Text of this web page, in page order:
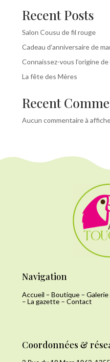
Recent Posts
Salon Cousu de fil rouge
Cadeau d’anniversaire de
Connaissez-vous l’origine
La fête des Mères
Recent
Aucun commentaire à
Navigation
Accueil – Boutique–
– La gazette– Contact
Coordonnées &